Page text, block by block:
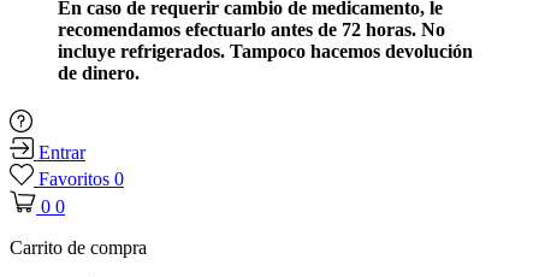
En caso de requerir cambio de medicamento, le
recomendamos efectuarlo antes de 72 horas. No
incluye refrigerados. Tampoco hacemos devolución
de dinero.
Entrar
Favoritos 0
0 0
Carrito de compra